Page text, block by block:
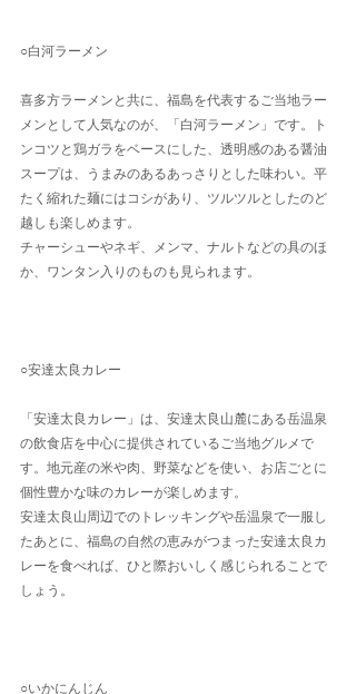
○白河ラーメン
喜多方ラーメンと共に、福島を代表するご当地ラー
メンとして人気なのが、「白河ラーメン」です。ト
ンコツと鶏ガラをベースにした、透明感のある醤油
スープは、うまみのあるあっさりとした味わい。平
たく縮れた麺にはコシがあり、ツルツルとしたのど
越しも楽しめます。
チャーシューやネギ、メンマ、ナルトなどの具のほ
か、ワンタン入りのものも見られます。
○安達太良カレー
「安達太良カレー」は、安達太良山麓にある岳温泉
の飲食店を中心に提供されているご当地グルメで
す。地元産の米や肉、野菜などを使い、お店ごとに
個性豊かな味のカレーが楽しめます。
安達太良山周辺でのトレッキングや岳温泉で一服し
たあとに、福島の自然の恵みがつまった安達太良カ
レーを食べれば、ひと際おいしく感じられることで
しょう。
○いかにんじん